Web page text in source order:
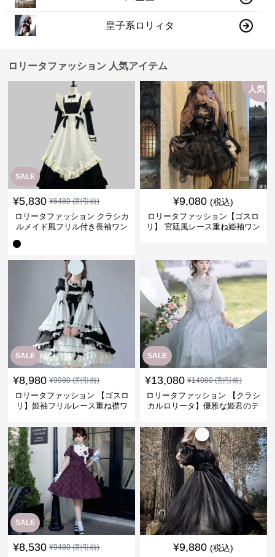
皇子系ロリィタ
ロリータファッション 人気アイテム
SALE
¥5,830 ¥6480(割引前)
ロリータファッション クラシカ
ルメイド風フリル付き長袖ワン
人気
¥9,080 (税込)
ロリータファッション【ゴスロ
リ】 宮廷風レース重ね姫袖ワン
SALE
¥8,980 ¥9980(割引前)
ロリータファッション 【ゴスロ
リ】姫袖フリルレース重ね襟ワ
SALE
¥13,080 ¥14080(割引前)
ロリータファッション 【クラシ
カルロリータ】優雅な姫君のテ
SALE
¥8,530 ¥9480(割引前) ¥9,880 (税込)